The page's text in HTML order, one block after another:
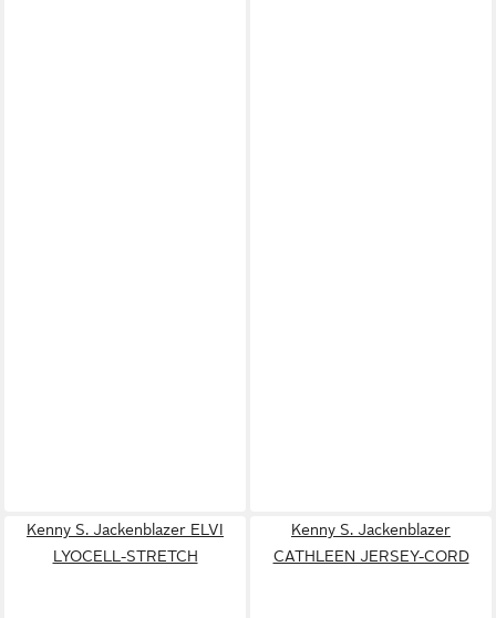
Kenny S. Jackenblazer ELVI
LYOCELL-STRETCH
Kenny S. Jackenblazer
CATHLEEN JERSEY-CORD